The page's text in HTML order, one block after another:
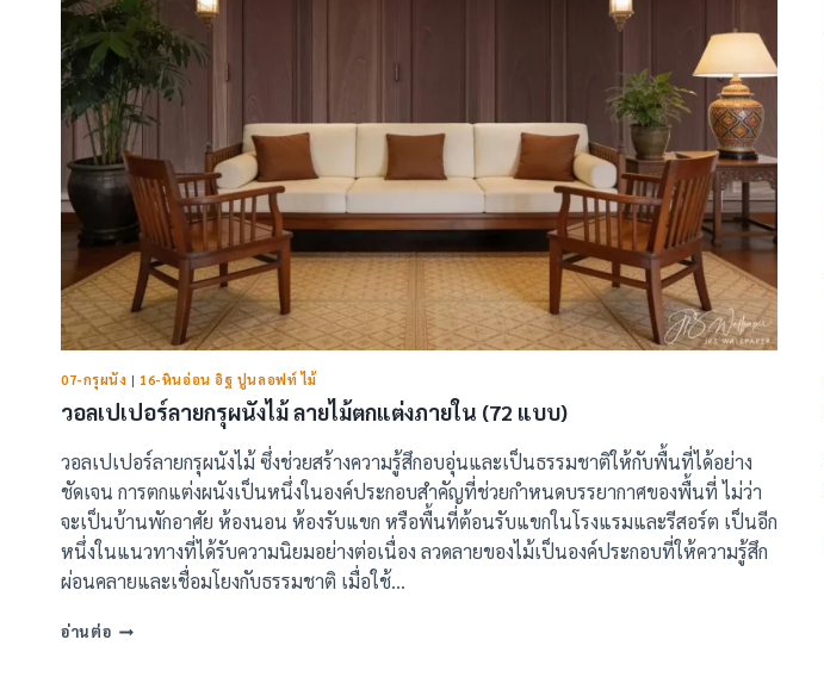
07-กรุผนัง | 16-หินอ่อน อิฐ ปูนลอฟท์ ไม้
วอลเปเปอร์ลายกรุผนังไม้ ลายไม้ตกแต่งภายใน (72 แบบ)
วอลเปเปอร์ลายกรุผนังไม้ ซึ่งช่วยสร้างความรู้สึกอบอุ่นและเป็นธรรมชาติให้กับพื้นที่ได้อย่าง
ชัดเจน การตกแต่งผนังเป็นหนึ่งในองค์ประกอบสำคัญที่ช่วยกำหนดบรรยากาศของพื้นที่ ไม่ว่า
จะเป็นบ้านพักอาศัย ห้องนอน ห้องรับแขก หรือพื้นที่ต้อนรับแขกในโรงแรมและรีสอร์ต เป็นอีก
หนึ่งในแนวทางที่ได้รับความนิยมอย่างต่อเนื่อง ลวดลายของไม้เป็นองค์ประกอบที่ให้ความรู้สึก
ผ่อนคลายและเชื่อมโยงกับธรรมชาติ เมื่อใช้…
อ่านต่อวอลเปเปอร์